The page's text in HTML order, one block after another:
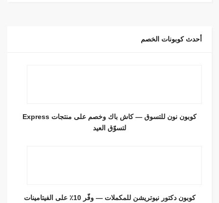
أحدث كوبونات الخصم
كوبون نون للتسوق — كاش باك وخصم على منتجات Express
لتسوّق العيد
كوبون دكتور نيوتريشن للمكملات — وفّر 10٪ على الفيتامينات